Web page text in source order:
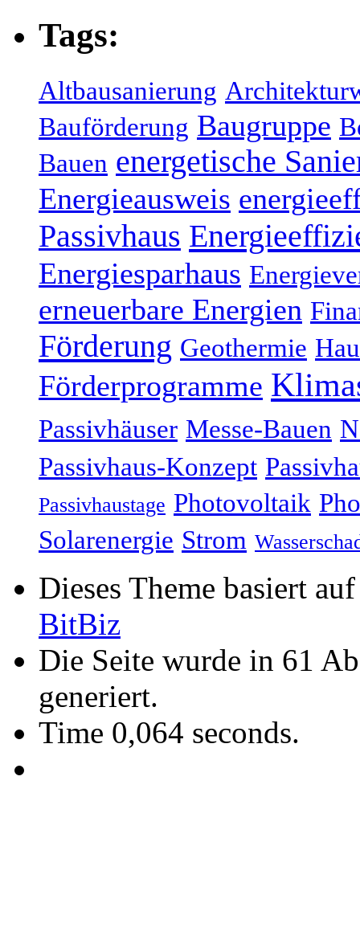
Tags:
Altbausanierung
Bauförderung Baugruppe
Bauen energetische
Energieausweis
Passivhaus
Energiesparhaus
erneuerbare Energien
Förderung Geothermie
Förderprogramme
Passivhäuser Messe-Bauen
Passivhaus-Konzept
Passivhaustage Photovoltaik
Solarenergie Strom
Dieses Theme basiert
BitBiz
Die Seite wurde in 61
generiert.
Time 0,064 seconds.